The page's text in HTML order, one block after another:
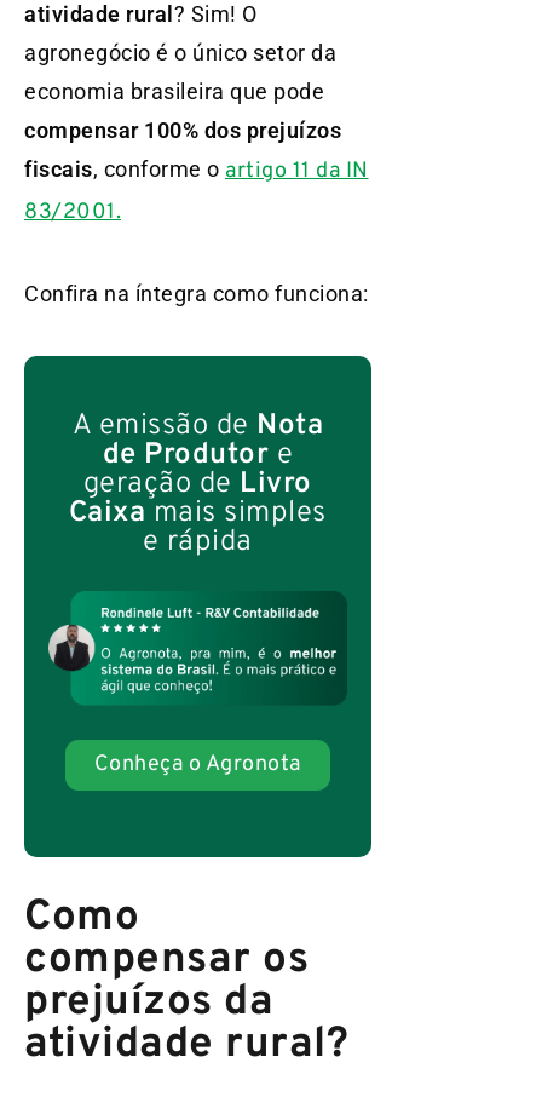
atividade rural ? Sim! O
agronegócio é o único setor da
economia brasileira que pode
compensar 100% dos prejuízos
fiscais, conforme o artigo 11 da IN
83/2001.
Confira na íntegra como funciona:
A emissão de Nota
de Produtor e
geração de Livro
Caixa mais simples
e rápida
Conheça o Agronota
Como
compensar os
prejuízos da
atividade rural?